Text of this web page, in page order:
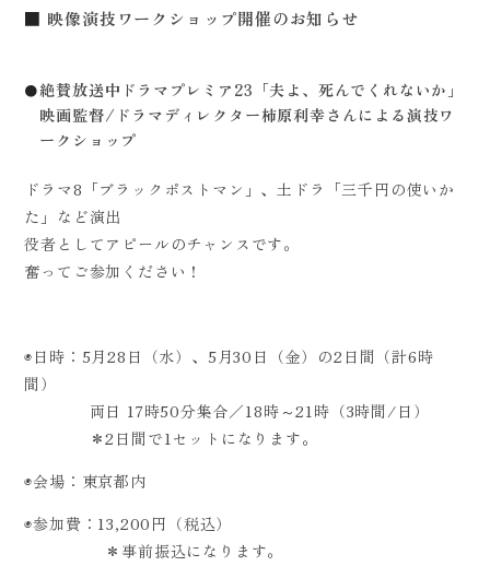
映像演技ワークショップ開催のお知らせ
絶賛放送中ドラマプレミア23「夫よ、死んでくれないか」
映画監督/ドラマディレクター柿原利幸さんによる演技ワ
ークショップ
ドラマ8「ブラックポストマン」、土ドラ「三千円の使いか
た」など演出
役者としてアピールのチャンスです。
奮ってご参加ください！
◉日時：5月28日（水）、5月30日（金）の2日間（計6時
間）
両日 17時50分集合／18時～21時（3時間/日）
＊2日間で1セットになります。
◉会場：東京都内
◉参加費：13,200円（税込）
＊事前振込になります。